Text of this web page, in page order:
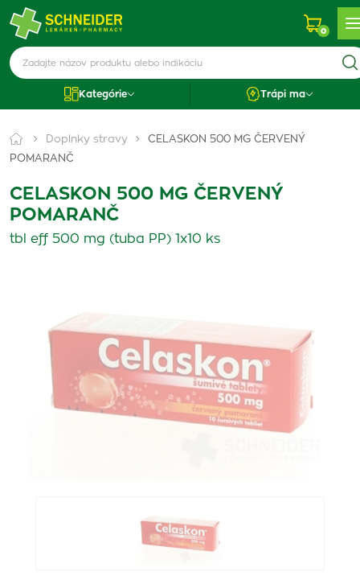
0
Kategórie Trápi ma
Doplnky stravy
CELASKON 500 MG ČERVENÝ
POMARANČ
CELASKON 500 MG ČERVENÝ
POMARANČ
tbl eff 500 mg (tuba PP) 1x10 ks